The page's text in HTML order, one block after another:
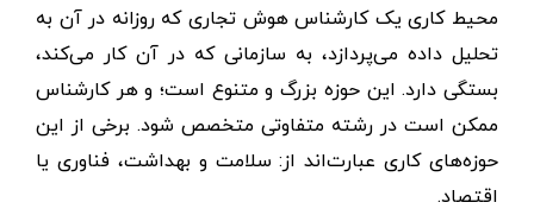
محیط کاری یک کارشناس هوش تجاری که روزانه در آن به
تحلیل داده می‌پردازد، به سازمانی که در آن کار می‌کند،
بستگی دارد. این حوزه بزرگ و متنوع است؛ و هر کارشناس
ممکن است در رشته متفاوتی متخصص شود. برخی از این
حوزه‌های کاری عبارت‌اند از: سلامت و بهداشت، فناوری یا
اقتصاد.